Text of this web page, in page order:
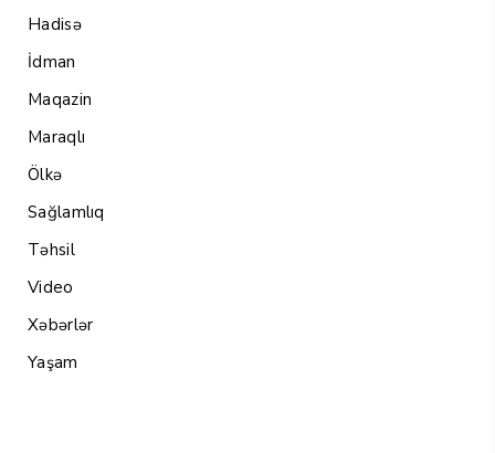
Hadisə
İdman
Maqazin
Maraqlı
Ölkə
Sağlamlıq
Təhsil
Video
Xəbərlər
Yaşam